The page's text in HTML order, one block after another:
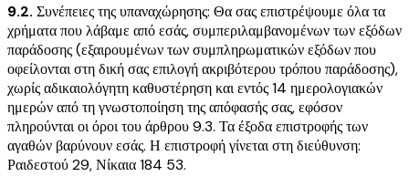
9.2. Συνέπειες της υπαναχώρησης: Θα σας επιστρέψουμε όλα τα
χρήματα που λάβαμε από εσάς, συμπεριλαμβανομένων των εξόδων
παράδοσης (εξαιρουμένων των συμπληρωματικών εξόδων που
οφείλονται στη δική σας επιλογή ακριβότερου τρόπου παράδοσης),
χωρίς αδικαιολόγητη καθυστέρηση και εντός 14 ημερολογιακών
ημερών από τη γνωστοποίηση της απόφασής σας, εφόσον
πληρούνται οι όροι του άρθρου 9.3. Τα έξοδα επιστροφής των
αγαθών βαρύνουν εσάς. Η επιστροφή γίνεται στη διεύθυνση:
Ραιδεστού 29, Νίκαια 184 53.